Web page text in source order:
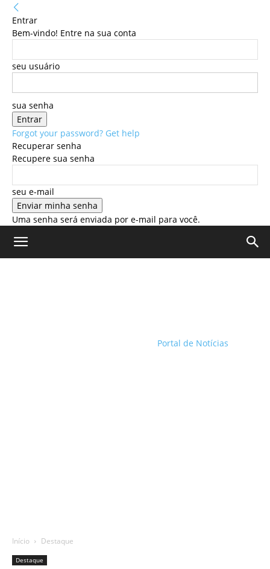
Entrar
Bem-vindo! Entre na sua conta
seu usuário
sua senha
Forgot your password? Get help
Recuperar senha
Recupere sua senha
seu e-mail
Uma senha será enviada por e-mail para você.
Portal de Notícias
Início Destaque
Destaque